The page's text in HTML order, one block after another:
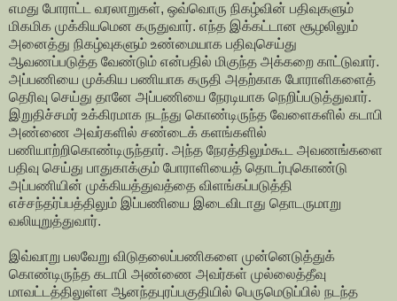
எமது போராட்ட வரலாறுகள், ஒவ்வொரு நிகழ்வின் பதிவுகளும்
மிகமிக முக்கியமென கருதுவார். எந்த இக்கட்டான சூழலிலும்
அனைத்து நிகழ்வுகளும் உண்மையாக பதிவுசெய்து
ஆவணப்படுத்த வேண்டும் என்பதில் மிகுந்த அக்கறை காட்டுவார்.
அப்பணியை முக்கிய பணியாக கருதி அதற்காக போராளிகளைத்
தெரிவு செய்து தானே அப்பணியை நேரடியாக நெறிப்படுத்துவார்.
இறுதிச்சமர் உக்கிரமாக நடந்து கொண்டிருந்த வேளைகளில் கடாபி
அண்ணை அவர்களில் சண்டைக் களங்களில்
பணியாற்றிகொண்டிருந்தார். அந்த நேரத்திலும்கூட அவணங்களை
பதிவு செய்து பாதுகாக்கும் போராளியைத் தொடர்புகொண்டு
அப்பணியின் முக்கியத்துவத்தை விளங்கப்படுத்தி
எச்சந்தர்ப்பத்திலும் இப்பணியை இடைவிடாது தொடருமாறு
வலியுறுத்துவார்.
இவ்வாறு பலவேறு விடுதலைப்பணிகளை முன்னெடுத்துக்
கொண்டிருந்த கடாபி அண்ணை அவர்கள் முல்லைத்தீவு
மாவட்டத்திலுள்ள ஆனந்தபுரப்பகுதியில் பெருமெடுப்பில் நடந்த